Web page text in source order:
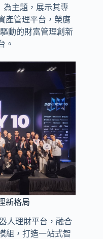
為主題，展示其專
產管理平台，榮膺
動的財富管理創新
。
新格局
人理財平台，融合
組，打造一站式智